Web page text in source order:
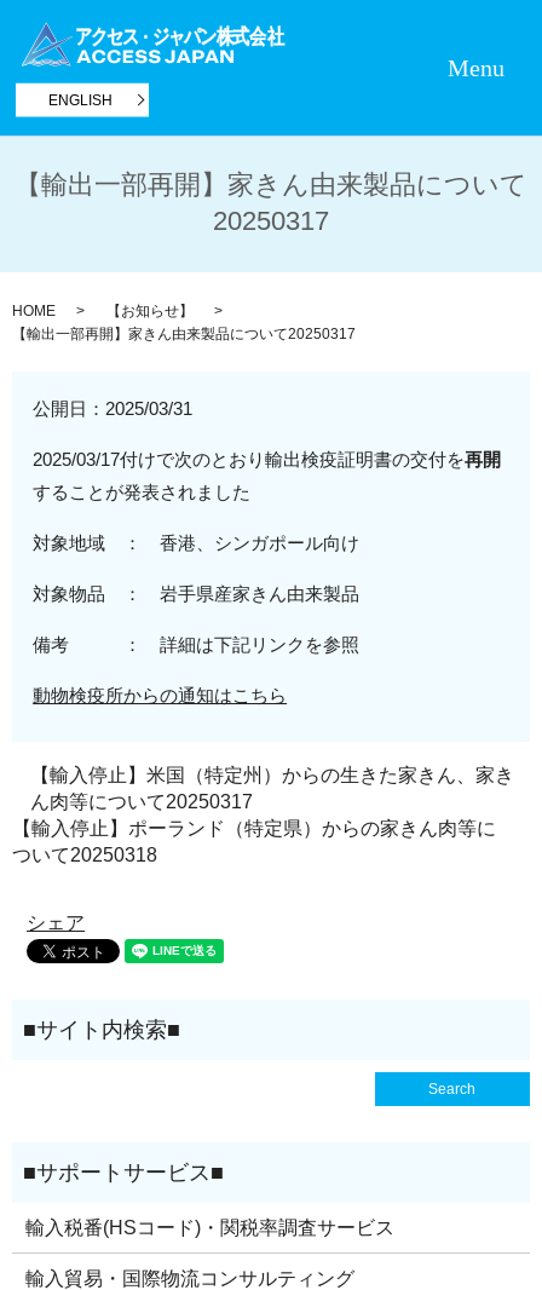
ENGLISH
Menu
【輸出一部再開】家きん由来製品について
20250317
HOME
【お知らせ】
【輸出一部再開】家きん由来製品について20250317
公開日： 2025/03/31
2025/03/17付けで次のとおり輸出検疫証明書の交付を再開
することが発表されました
対象地域 ：香港、シンガポール向け
対象物品 ：岩手県産家きん由来製品
備考 ： 詳細は下記リンクを参照
動物検疫所からの通知はこちら
【輸入停止】米国（特定州）からの生きた家きん、家き
ん肉等について20250317
【輸入停止】ポーランド（特定県）からの家きん肉等に
ついて20250318
シェア
輸入税番(HSコード)・関税率調査サービス
輸入貿易・国際物流コンサルティング